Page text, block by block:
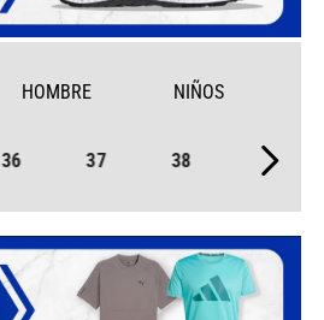
HOMBRE NIÑOS
36 37 38